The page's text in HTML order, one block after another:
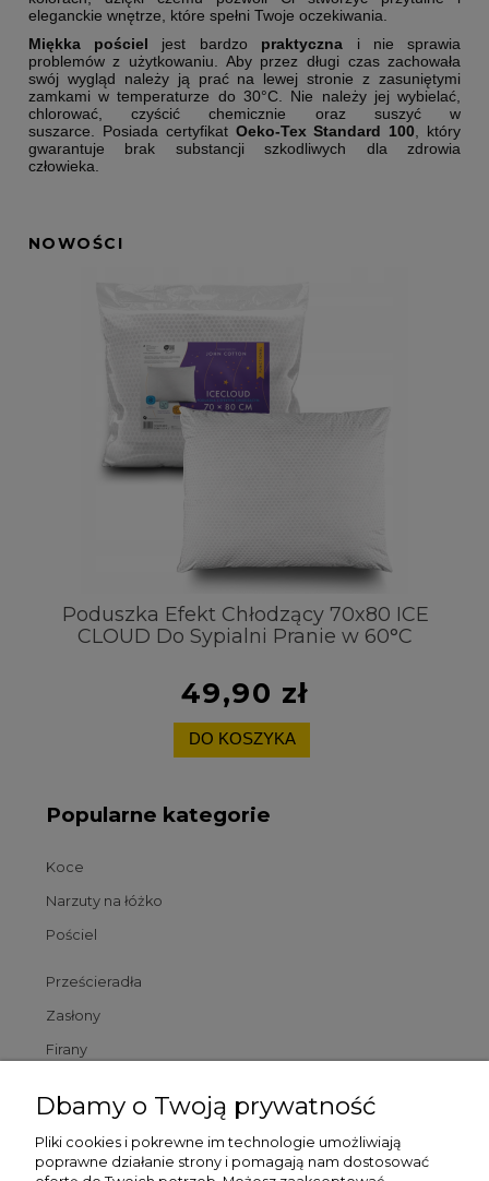
eleganckie wnętrze, które spełni Twoje oczekiwania.
Miękka pościel jest bardzo praktyczna i nie sprawia
problemów z użytkowaniu. Aby przez długi czas zachowała
swój wygląd należy ją prać na lewej stronie z zasuniętymi
zamkami w temperaturze do 30°C. Nie należy jej wybielać,
chlorować, czyścić chemicznie oraz suszyć w
suszarce. Posiada certyfikatOeko-Tex Standard 100, który
gwarantuje brak substancji szkodliwych dla zdrowia
człowieka.
NOWOŚCI
Poduszka Efekt Chłodzący 70x80 ICE
CLOUD Do Sypialni Pranie w 60°C
49,90 zł
DO KOSZYKA
Popularne kategorie
Koce
Narzuty na łóżko
Pościel
Prześcieradła
Zasłony
Firany
Poszewki
Dywaniki łazienkowe
Dbamy o Twoją prywatność
Pliki cookies i pokrewne im technologie umożliwiają
poprawne działanie strony i pomagają nam dostosować